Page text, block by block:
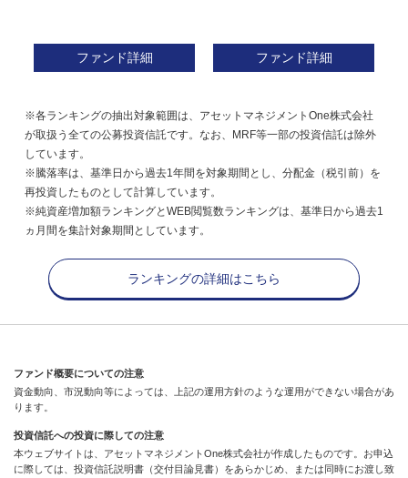
ファンド詳細 ファンド詳細
※各ランキングの抽出対象範囲は、アセットマネジメントOne株式会社
が取扱う全ての公募投資信託です。なお、MRF等一部の投資信託は除外
しています。
※騰落率は、基準日から過去1年間を対象期間とし、分配金（税引前）を
再投資したものとして計算しています。
※純資産増加額ランキングとWEB閲覧数ランキングは、基準日から過去1
ヵ月間を集計対象期間としています。
ランキングの詳細はこちら
ファンド概要についての注意
資金動向、市況動向等によっては、上記の運用方針のような運用ができない場合があ
ります。
投資信託への投資に際しての注意
本ウェブサイトは、アセットマネジメントOne株式会社が作成したものです。お申込
に際しては、投資信託説明書（交付目論見書）をあらかじめ、または同時にお渡し致